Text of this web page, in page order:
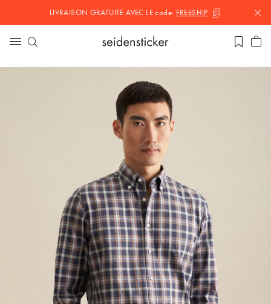
LIVRAISON GRATUITE AVEC LEcode: FREESHIP